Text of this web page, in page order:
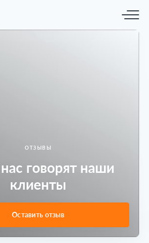
ОТЗЫВЫ
говорят наши
клиенты
Оставить отзыв